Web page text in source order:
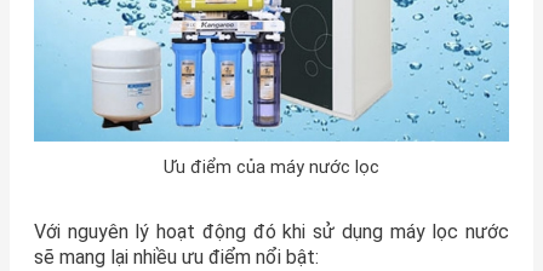
Ưu điểm của máy nước lọc
Với nguyên lý hoạt động đó khi sử dụng máy lọc nước
sẽ mang lại nhiều ưu điểm nổi bật: